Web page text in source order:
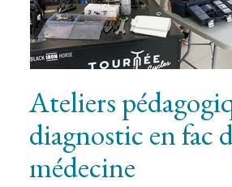
Ateliers
diagnostic en fac
médecine